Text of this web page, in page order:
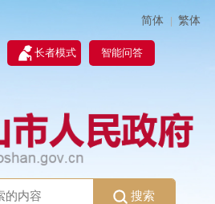
简体 | 繁体
长者模式 智能问答
搜索